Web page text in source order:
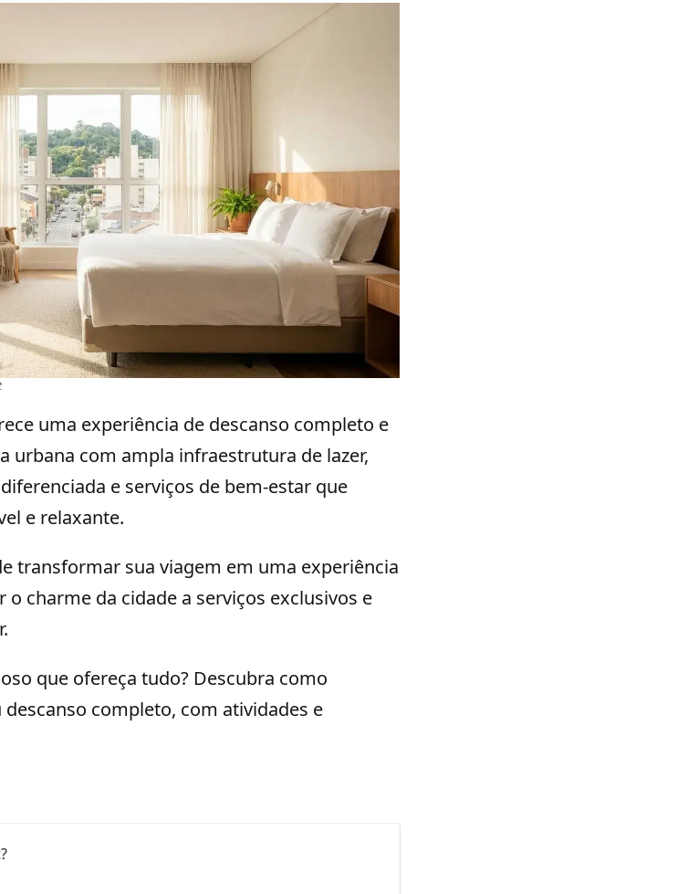
uma experiência de descanso completo e
urbana com ampla infraestrutura de lazer,
e serviços de bem-estar que
e relaxante.
transformar sua viagem em uma experiência
charme da cidade a serviços exclusivos e
que ofereça tudo? Descubra como
completo, com atividades e